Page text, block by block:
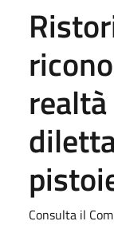
Consulta il